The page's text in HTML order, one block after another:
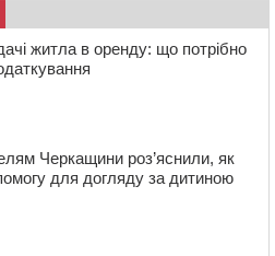
який обороняв
“Комбатантським хрестом”
зіткнувся з
лікарні
житла в оренду: що потрібно
Черкащини роз’яснили, як
для догляду за дитиною